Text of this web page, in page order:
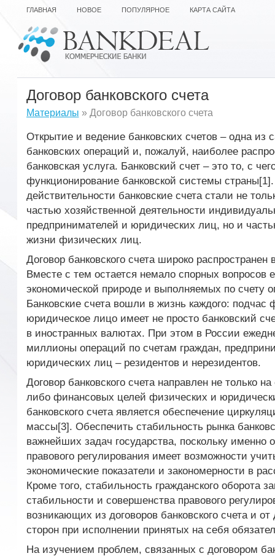
ГЛАВНАЯ НОВОЕ ПОПУЛЯРНОЕ КАРТА САЙТА
Договор банковского счета
Материалы » Договор банковского счета
Открытие и ведение банковских счетов – одна из
банковских операций и, пожалуй, наиболее
банковская услуга. Банковский счет – это то, с
функционирование банковской системы
действительности банковские счета стали не
частью хозяйственной деятельности
предпринимателей и юридических лиц, но и
жизни физических лиц.
Договор банковского счета широко распространен
Вместе с тем остается немало спорных вопросов
экономической природе и выполняемых по счету
Банковские счета вошли в жизнь каждого: подчас
юридическое лицо имеет не просто банковский
в иностранных валютах. При этом в России
миллионы операций по счетам граждан,
юридических лиц – резидентов и нерезидентов.
Договор банковского счета направлен не только
либо финансовых целей физических и
банковского счета является обеспечение
массы[3]. Обеспечить стабильность рынка
важнейших задач государства, поскольку именно
правового регулирования имеет возможности
экономические показатели и закономерности в
Кроме того, стабильность гражданского оборота
стабильности и совершенства правового
возникающих из договоров банковского счета и от
сторон при исполнении принятых на себя
На изучением проблем, связанных с договором